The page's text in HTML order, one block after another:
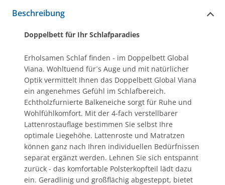
Beschreibung
Doppelbett für Ihr Schlafparadies
Erholsamen Schlaf finden - im Doppelbett Global
Viana. Wohltuend für´s Auge und mit natürlicher
Optik vermittelt Ihnen das Doppelbett Global Viana
ein angenehmes Gefühl im Schlafbereich.
Echtholzfurnierte Balkeneiche sorgt für Ruhe und
Wohlfühlkomfort. Mit der 4-fach verstellbarer
Lattenrostauflage bestimmen Sie selbst Ihre
optimale Liegehöhe. Lattenroste und Matratzen
können ganz nach Ihren individuellen Bedürfnissen
separat ergänzt werden. Lehnen Sie sich entspannt
zurück - das komfortable Polsterkopfteil lädt dazu
ein. Geradlinig und großflächig abgesteppt, bietet